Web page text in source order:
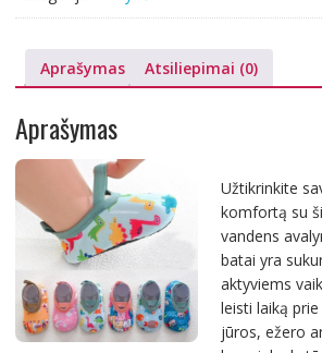
Aprašymas Atsiliepimai (0)
Aprašymas
Užtikrinkite
komfortą su
vandens
batai yra
aktyviems
leisti laiką
jūros, ežero